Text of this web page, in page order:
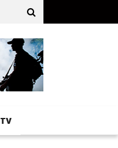
terracería